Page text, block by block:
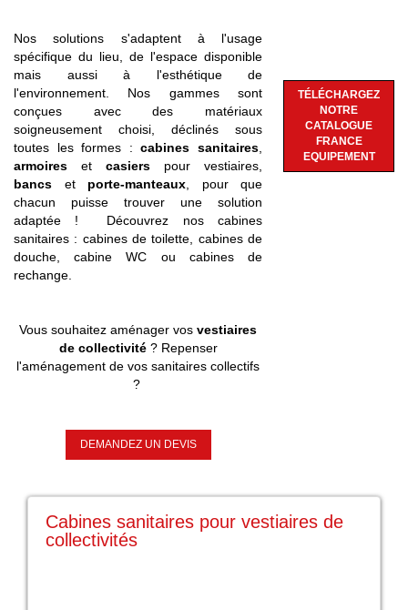
Nos solutions s'adaptent à l'usage
spécifique du lieu, de l'espace disponible
mais aussi à l'esthétique de
l'environnement. Nos gammes sont
conçues avec des matériaux
soigneusement choisi, déclinés sous
toutes les formes :cabines sanitaires
armoires et casiers pour vestiaires,
bancs
et porte-manteaux
pour que
chacun puisse trouver une solution
adaptée !
Découvrez nos cabines
sanitaires : cabines de toilette, cabines de
douche, cabine WC ou cabines de
rechange.
Vous souhaitez aménager vos vestiaires
de collectivité? Repenser
l'aménagement de vos sanitaires collectifs
?
DEMANDEZ UN DEVIS
TÉLÉCHARGEZ
NOTRE
CATALOGUE
FRANCE
EQUIPEMENT
Cabines sanitaires pour vestiaires de
collectivités